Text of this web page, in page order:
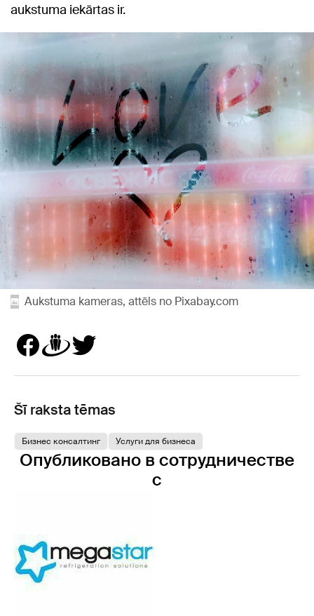
aukstuma iekārtas ir.
Aukstuma kameras, attēls no Pixabay.com
Šī raksta tēmas
Бизнес консалтинг Услуги для бизнеса
Опубликовано в сотрудничестве
с